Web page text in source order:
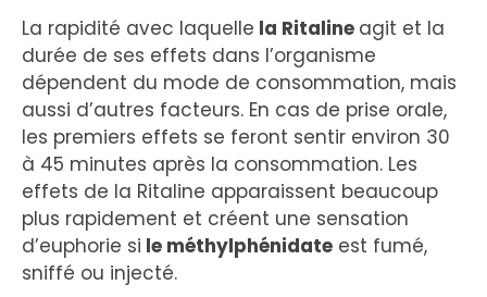
La rapidité avec laquelle la Ritaline agit et la
durée de ses effets dans l’organisme
dépendent du mode de consommation, mais
aussi d’autres facteurs. En cas de prise orale,
les premiers effets se feront sentir environ 30
à 45 minutes après la consommation. Les
effets de la Ritaline apparaissent beaucoup
plus rapidement et créent une sensation
d’euphorie si le méthylphénidate est fumé,
sniffé ou injecté.